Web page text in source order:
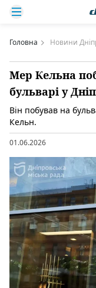
Головна Новини
Мер Кельна
бульварі у
Він побував на
Кельн.
01.06.2026